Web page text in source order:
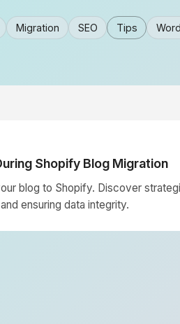
Migration SEO Tips
Shopify Blog Migration
blog to Shopify. Discover
ensuring data integrity.